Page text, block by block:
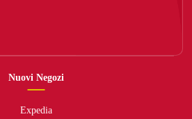
Nuovi Negozi
Expedia